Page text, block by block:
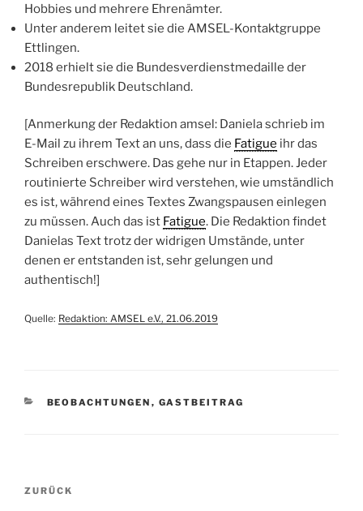
Hobbies und mehrere Ehrenämter.
Unter anderem leitet sie die AMSEL-Kontaktgruppe
Ettlingen.
2018 erhielt sie die Bundesverdienstmedaille der
Bundesrepublik Deutschland.
[Anmerkung der Redaktion amsel: Daniela schrieb im
E-Mail zu ihrem Text an uns, dass die Fatigue ihr das
Schreiben erschwere. Das gehe nur in Etappen. Jeder
routinierte Schreiber wird verstehen, wie umständlich
es ist, während eines Textes Zwangspausen einlegen
zu müssen. Auch das ist Fatigue. Die Redaktion findet
Danielas Text trotz der widrigen Umstände, unter
denen er entstanden ist, sehr gelungen und
authentisch!]
Quelle: Redaktion: AMSEL e.V., 21.06.2019
KATEGORIEN
BEOBACHTUNGEN , GASTBEITRAG
Beitragsnavigation
Vorheriger
ZURÜCK